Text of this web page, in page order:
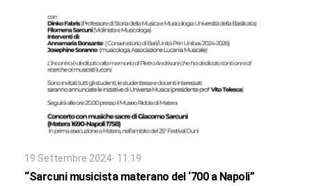
19 Settembre 2024- 11:19
“Sarcuni musicista materano del ‘700 a Napoli”